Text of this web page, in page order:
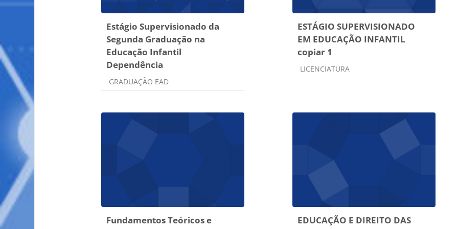
Estágio Supervisionado da
Segunda Graduação na
Educação Infantil
Dependência
Categoria do curso
GRADUAÇÃO EAD
ESTÁGIO SUPERVISIONADO
EM EDUCAÇÃO INFANTIL
copiar 1
Categoria do curso
LICENCIATURA
Fundamentos Teóricos e
EDUCAÇÃO E DIREITO DAS